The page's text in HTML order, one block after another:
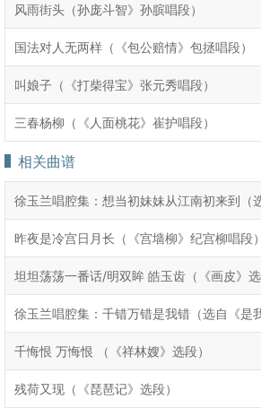
风雨街头（孙庞斗智》孙膑唱段）
国法对人无两样（《包公赔情》包拯唱段）
叫娘子（《打柴得宝》张元秀唱段）
三春杨柳（《人面桃花》崔护唱段）
相关曲谱
徐玉兰唱腔集：想当初妹妹从江南初来到（
昨夜是冷宫日月长（《宫墙柳》纪宫柳唱段）
坦坦荡荡一番话/明双眸 皓玉齿（《画皮》选
徐玉兰唱腔集：千错万错是我错（选自《是
千悔恨 万悔恨 （《祥林嫂》选段）
残荷又现（《琵琶记》选段）